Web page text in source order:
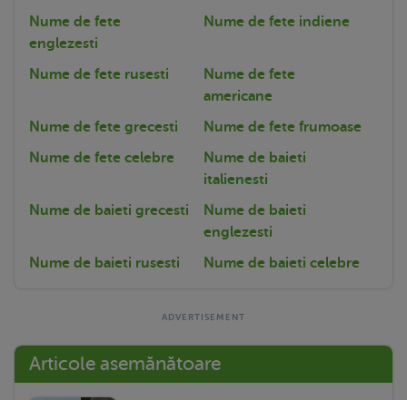
Nume de fete
englezesti
Nume de fete indiene
Nume de fete rusesti
Nume de fete
americane
Nume de fete grecesti
Nume de fete frumoase
Nume de fete celebre
Nume de baieti
italienesti
Nume de baieti grecesti
Nume de baieti
englezesti
Nume de baieti rusesti
Nume de baieti celebre
Articole asemănătoare